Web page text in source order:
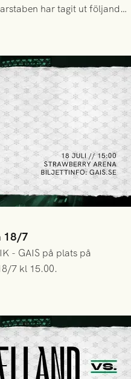
har tagit ut följande
18/7
- GAIS på plats på
7 kl 15.00.